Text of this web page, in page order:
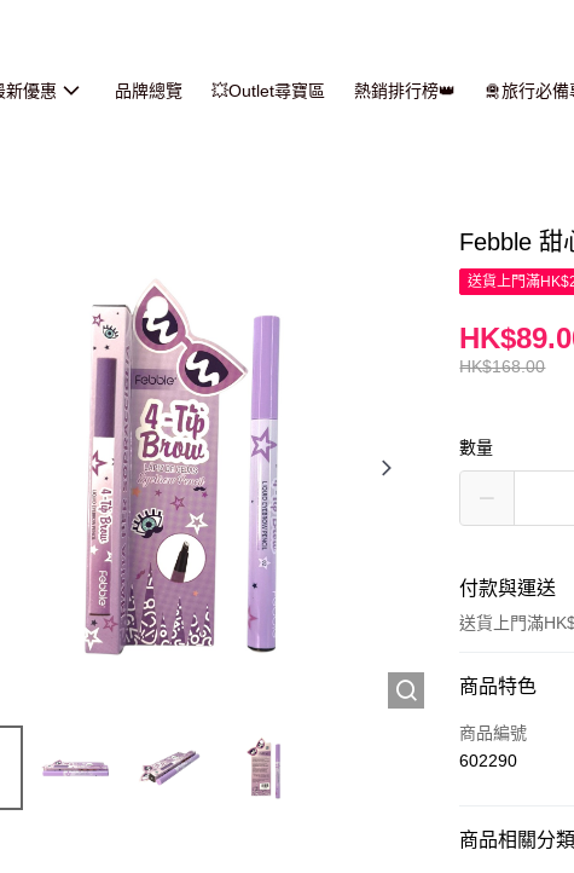
新優惠 品牌總覽 💥Outlet尋寶區 熱銷排行榜👑 🛅旅行必備
Febble 甜
送貨上門滿
HK$168.00
數量
付款與運送
送貨上門滿
付款方式
信用卡
商品特色
商品編號
602290
商品相關分